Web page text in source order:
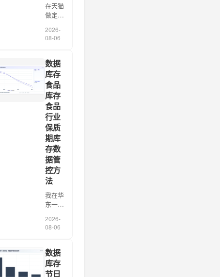
在天猫
做定价
这八
年，我
贵的误
解，是
以为
“参考
竞品数
据定
价”就
是把对
手
TOP20
的
SKU
拉一
[…]
2026-
08-06
数据
库存
食品
库存
食品
行业
保质
期库
存数
据管
控方
法
我在华
东一家
业做库
存数据
时，看
到冷链
仓角落
2026-
08-06
数据
库存
节日